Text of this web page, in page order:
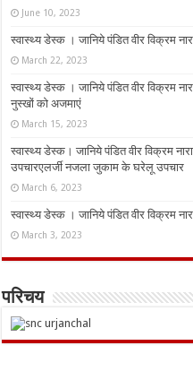
June 10, 2023
स्वास्थ्य डेस्क । जानिये पंडित वीर विक्रम
March 22, 2023
स्वास्थ्य डेस्क । जानिये पंडित वीर विक्रम
नुस्‍खों को अजमाएं
March 15, 2023
स्वास्थ्य डेस्क। जानिये पंडित वीर विक्रम
उपचारएलर्जी नजला जुकाम के घरेलू उपचार
March 6, 2023
स्वास्थ्य डेस्क । जानिये पंडित वीर विक्रम
March 3, 2023
परिचय